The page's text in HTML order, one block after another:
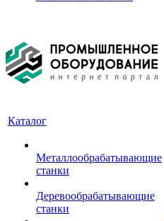
Каталог
Металлообрабатывающие
станки
Деревообрабатывающие
станки